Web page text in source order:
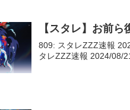
【スタレ】お前
809: スタレZZZ速報
タレZZZ速報 2024/08/